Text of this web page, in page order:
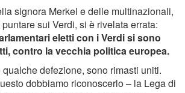
signora Merkel e delle multinazionali,
sui Verdi, si è rivelata errata:
eletti con i Verdi si sono
contro la vecchia politica europea.
defezione, sono rimasti uniti.
dobbiamo riconoscerlo – la Lega di